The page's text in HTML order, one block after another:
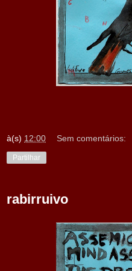
à(s) 12:00 Sem comentários:
Partilhar
rabirruivo